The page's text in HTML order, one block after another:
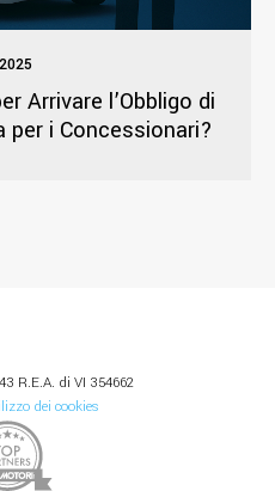
Arrivare l’Obbligo di
i Concessionari?
R.E.A. di VI 354662
dei cookies